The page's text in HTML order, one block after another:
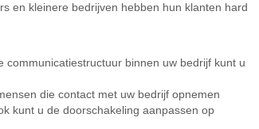
en kleinere bedrijven hebben hun klanten hard
binnen uw bedrijf kunt u
die contact met uw bedrijf opnemen
kunt u de doorschakeling aanpassen op